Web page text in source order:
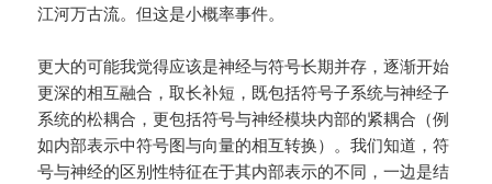
江河万古流。但这是小概率事件。
更大的可能我觉得应该是神经与符号长期并存，逐渐开始
更深的相互融合，取长补短，既包括符号子系统与神经子
系统的松耦合，更包括符号与神经模块内部的紧耦合（例
如内部表示中符号图与向量的相互转换）。我们知道，符
号与神经的区别性特征在于其内部表示的不同，一边是结